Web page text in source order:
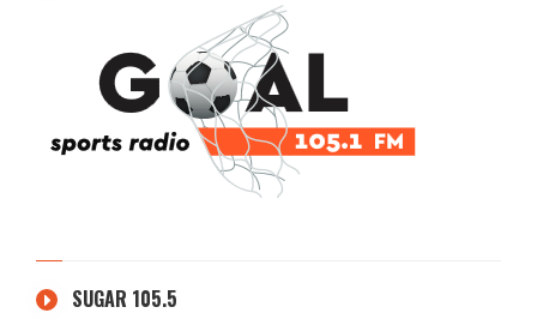
SUGAR 105.5